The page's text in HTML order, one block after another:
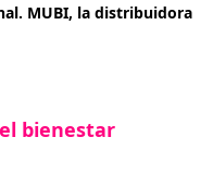
MUBI, la distribuidora
bienestar